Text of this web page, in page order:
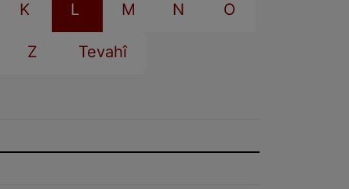
K L M N O
Z Tevahî